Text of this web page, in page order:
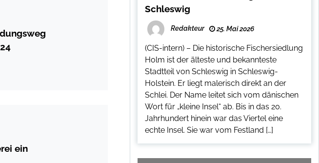
ein
Schleswig
Redakteur 25. Mai 2026
(CIS-intern) – Die historische Fischersiedlung
Holm ist der älteste und bekannteste
Stadtteil von Schleswig in Schleswig-
Holstein. Er liegt malerisch direkt an der
Schlei. Der Name leitet sich vom dänischen
Wort für „kleine Insel“ ab. Bis in das 20.
Jahrhundert hinein war das Viertel eine
echte Insel. Sie war vom Festland […]